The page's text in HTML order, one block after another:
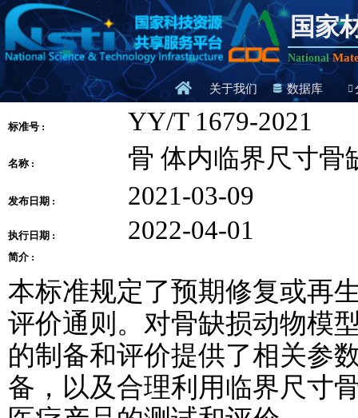
国家
National
关于我们 数据库
标准号 : YY/T 1679-2021
名称 : 骨 体内临界尺寸骨
发布日期 : 2021-03-09
执行日期 : 2022-04-01
简介 :
本标准规定了预期修复或再
评价通则。对骨缺损动物模
的制备和评价提供了相关参
备，以及合理利用临界尺寸